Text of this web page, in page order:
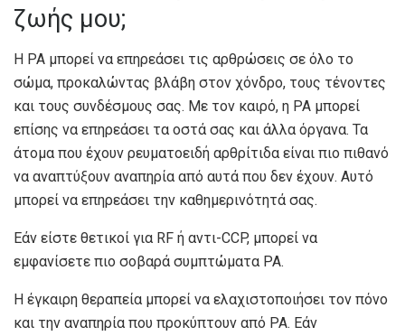
ζωής μου;
Η ΡΑ μπορεί να επηρεάσει τις αρθρώσεις σε όλο το
σώμα, προκαλώντας βλάβη στον χόνδρο, τους τένοντες
και τους συνδέσμους σας. Με τον καιρό, η ΡΑ μπορεί
επίσης να επηρεάσει τα οστά σας και άλλα όργανα. Τα
άτομα που έχουν ρευματοειδή αρθρίτιδα είναι πιο πιθανό
να αναπτύξουν αναπηρία από αυτά που δεν έχουν. Αυτό
μπορεί να επηρεάσει την καθημερινότητά σας.
Εάν είστε θετικοί για RF ή αντι-CCP, μπορεί να
εμφανίσετε πιο σοβαρά συμπτώματα ΡΑ.
Η έγκαιρη θεραπεία μπορεί να ελαχιστοποιήσει τον πόνο
και την αναπηρία που προκύπτουν από ΡΑ. Εάν